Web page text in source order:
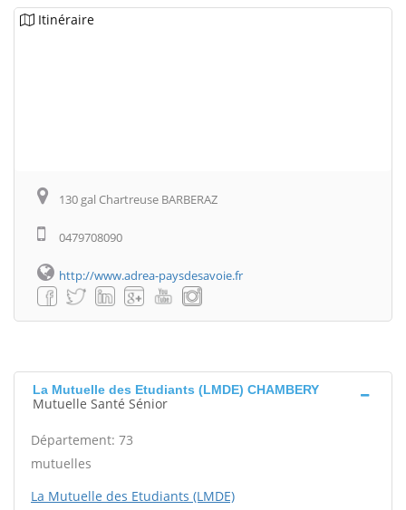
Itinéraire
130 gal Chartreuse BARBERAZ
0479708090
http://www.adrea-paysdesavoie.fr
La Mutuelle des Etudiants (LMDE) CHAMBERY
Mutuelle Santé Sénior
Département: 73
mutuelles
La Mutuelle des Etudiants (LMDE)